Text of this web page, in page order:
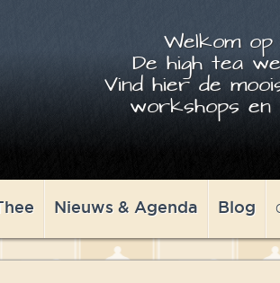
Welkom op
De high tea
Vind hier de
workshops
Nieuws & Agenda Blog